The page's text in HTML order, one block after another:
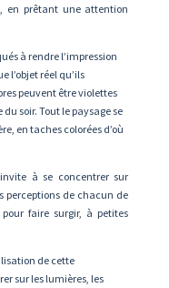
en prêtant une attention
à rendre l’impression
l’objet réel qu’ils
peuvent être violettes
soir. Tout le paysage se
en taches colorées d’où
à se concentrer sur
perceptions de chacun de
faire surgir, à petites
de cette
sur les lumières, les